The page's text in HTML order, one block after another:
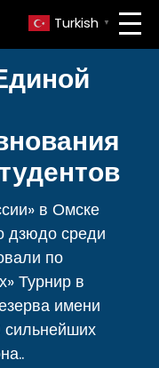
Turkish ▼
в Омске
дзюдо среди
по
Турнир в
имени